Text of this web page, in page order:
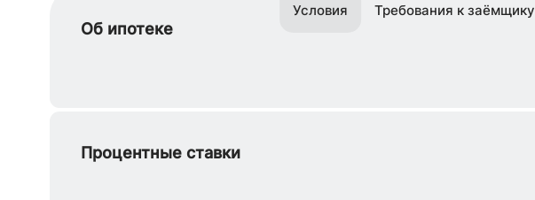
Условия Требования к заёмщику
Об ипотеке
Процентные ставки